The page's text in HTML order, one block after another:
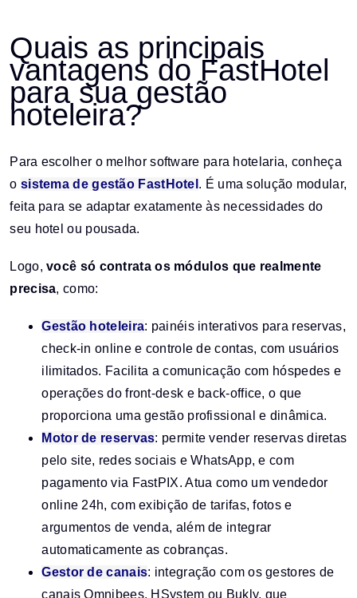
Quais as principais
vantagens do FastHotel
para sua gestão
hoteleira?
Para escolher o melhor software para hotelaria, conheça
o sistema de gestão FastHotel . É uma solução modular,
feita para se adaptar exatamente às necessidades do
seu hotel ou pousada.
Logo,você só contrata os módulos que realmente
precisa, como:
Gestão hoteleira: painéis interativos para reservas,
check-in online e controle de contas, com usuários
ilimitados. Facilita a comunicação com hóspedes e
operações do front-desk e back-office, o que
proporciona uma gestão profissional e dinâmica.
Motor de reservas: permite vender reservas diretas
pelo site, redes sociais e WhatsApp, e com
pagamento via FastPIX. Atua como um vendedor
online 24h, com exibição de tarifas, fotos e
argumentos de venda, além de integrar
automaticamente as cobranças.
Gestor de canais: integração com os gestores de
canais Omnibees, HSystem ou Bukly, que